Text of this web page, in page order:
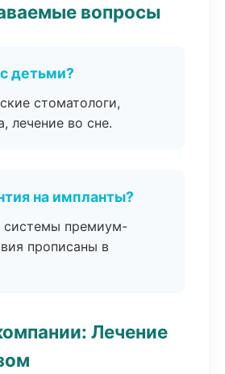
вопросы
детьми?
стоматологи,
лечение во сне.
на импланты?
системы премиум-
прописаны в
Лечение